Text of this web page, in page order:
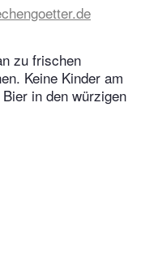
zu frischen
Keine Kinder am
in den würzigen